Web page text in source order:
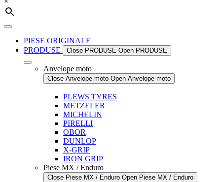
PIESE ORIGINALE
PRODUSE
Close PRODUSE Open PRODUSE
Anvelope moto
Close Anvelope moto Open Anvelope moto
PLEWS TYRES
METZELER
MICHELIN
PIRELLI
OBOR
DUNLOP
X-GRIP
IRON GRIP
Piese MX / Enduro
Close Piese MX / Enduro Open Piese MX / Enduro